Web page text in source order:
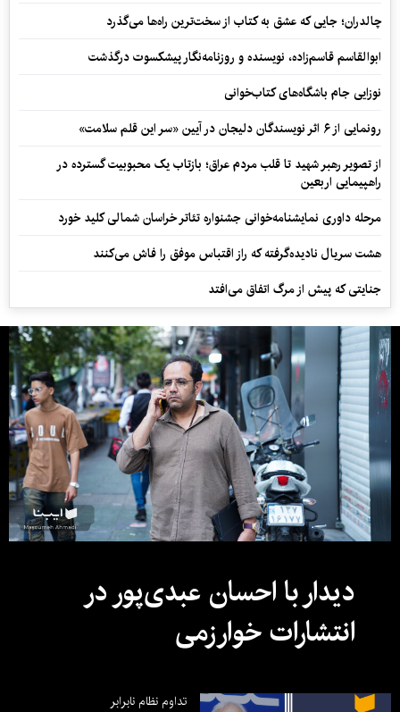
چالدران؛ جایی که عشق به کتاب از سخت‌ترین راه‌ها می‌گذرد
ابوالقاسم قاسم‌زاده، نویسنده و روزنامه‌نگار پیشکسوت درگذشت
نوزایی جام باشگاه‌های کتاب‌خوانی
رونمایی از ۶ اثر نویسندگان دلیجان در آیین «سر این قلم سلامت»
از تصویر رهبر شهید تا قلب مردم عراق؛ بازتاب یک محبوبیت گسترده در
راهپیمایی اربعین
مرحله داوری نمایشنامه‌خوانی جشنواره تئاتر خراسان شمالی کلید خورد
هشت سریال نادیده‌گرفته که راز اقتباس موفق را فاش می‌کنند
جنایتی که پیش از مرگ اتفاق می‌افتد
دیدار با احسان عبدی‌پور در
انتشارات خوارزمی
تداوم نظام نابرابر